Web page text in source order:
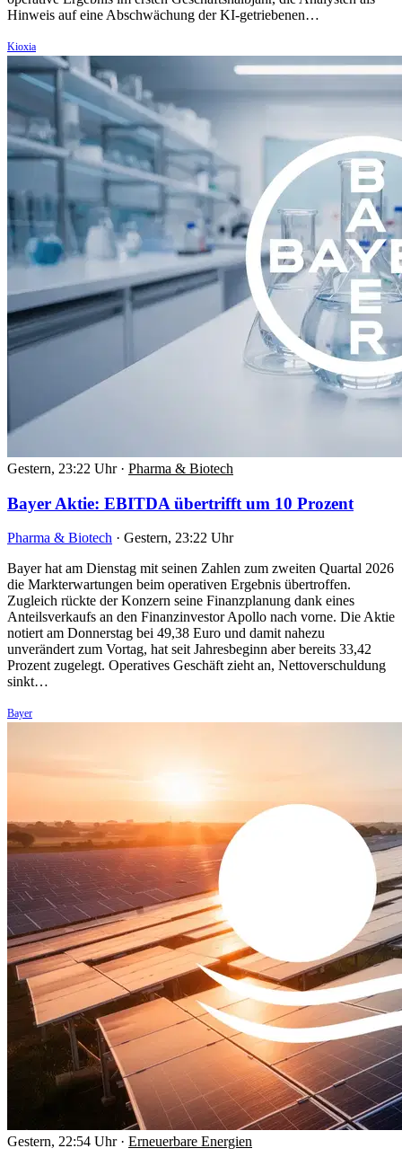
Hinweis auf eine Abschwächung der KI-getriebenen…
Kioxia
Gestern, 23:22 Uhr · Pharma & Biotech
Bayer Aktie: EBITDA übertrifft um 10 Prozent
Pharma & Biotech · Gestern, 23:22 Uhr
Bayer hat am Dienstag mit seinen Zahlen zum zweiten Quartal 2026
die Markterwartungen beim operativen Ergebnis übertroffen.
Zugleich rückte der Konzern seine Finanzplanung dank eines
Anteilsverkaufs an den Finanzinvestor Apollo nach vorne. Die Aktie
notiert am Donnerstag bei 49,38 Euro und damit nahezu
unverändert zum Vortag, hat seit Jahresbeginn aber bereits 33,42
Prozent zugelegt. Operatives Geschäft zieht an, Nettoverschuldung
sinkt…
Bayer
Gestern, 22:54 Uhr · Erneuerbare Energien